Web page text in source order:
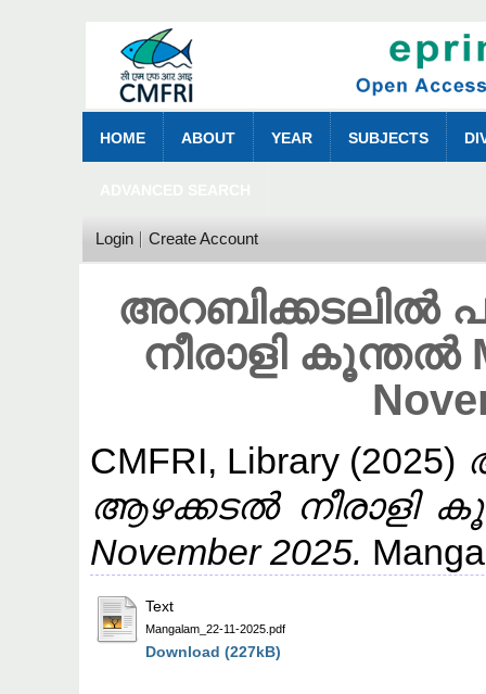
HOME ABOUT YEAR SUBJECTS
Login Create Account
അറബിക്കടലിൽ
നീരാളി കൂന്തൽ
CMFRI, Library (2025)
ആഴക്കടൽ നീരാളി
November 2025.
Text
Mangalam_22-11-2025.pdf
Download (227kB)